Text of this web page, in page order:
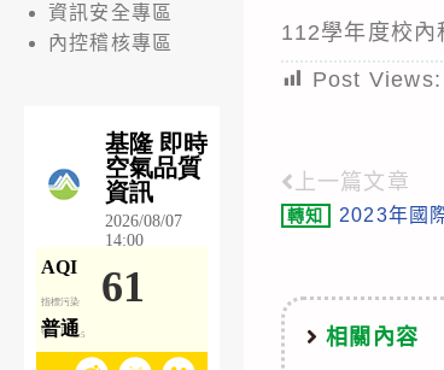
112學年度校內
Post Views:
Read
more
上一篇文章
轉知 2023年國
相關內容
資訊安全專區
內控稽核專區